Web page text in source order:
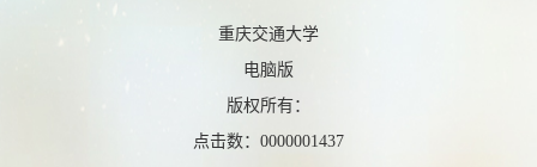
重庆交通大学
电脑版
版权所有：
点击数： 0000001437